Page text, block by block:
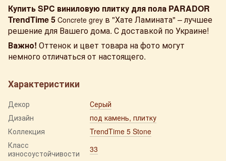
Купить SPC виниловую плитку для пола PARADOR
TrendTime 5 Concrete grey в "Хате Ламината" – лучшее
решение для Вашего дома. С доставкой по Украине!
Важно! Оттенок и цвет товара на фото могут
немного отличаться от настоящего.
Характеристики
Декор
Серый
Дизайн
под камень, плитку
Коллекция
TrendTime 5 Stone
Класс
износоустойчивости
33